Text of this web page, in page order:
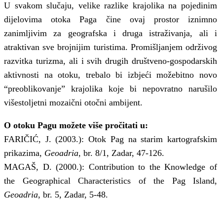
U svakom slučaju, velike razlike krajolika na pojedinim
dijelovima otoka Paga čine ovaj prostor iznimno
zanimljivim za geografska i druga istraživanja, ali i
atraktivan sve brojnijim turistima. Promišljanjem održivog
razvitka turizma, ali i svih drugih društveno-gospodarskih
aktivnosti na otoku, trebalo bi izbjeći možebitno novo
“preoblikovanje” krajolika koje bi nepovratno narušilo
višestoljetni mozaični otočni ambijent.
O otoku Pagu možete više pročitati u:
FARIČIĆ, J. (2003.): Otok Pag na starim kartografskim
prikazima, Geoadria, br. 8/1, Zadar, 47-126.
MAGAŠ, D. (2000.): Contribution to the Knowledge of
the Geographical Characteristics of the Pag Island,
Geoadria, br. 5, Zadar, 5-48.